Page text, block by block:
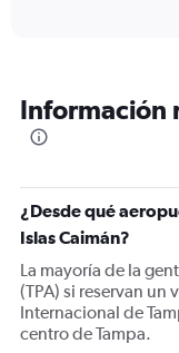
categories.
The
Y
axis
displaying
Number
of
flights.
Range:
Información
¿Desde qué
Islas Caimán?
La mayoría de la
(TPA) si reservan un
Internacional de
centro de Tampa.